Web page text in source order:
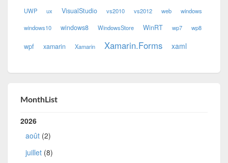
UWP ux VisualStudio vs2010 vs2012 web windows
windows10 windows8 WindowsStore WinRT wp7 wp8
wpf xamarin Xamarin Xamarin.Forms xaml
MonthList
2026
août (2)
juillet (8)